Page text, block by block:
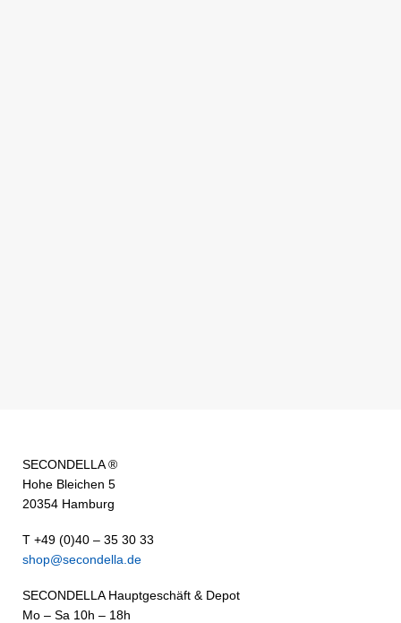
SECONDELLA ®
Hohe Bleichen 5
20354 Hamburg
T +49 (0)40 – 35 30 33
shop@secondella.de
SECONDELLA Hauptgeschäft & Depot
Mo – Sa 10h – 18h